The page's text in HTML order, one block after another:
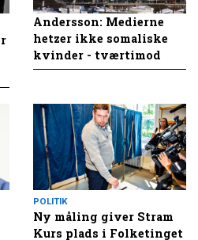
Andersson: Medierne
hetzer ikke somaliske
kvinder - tværtimod
POLITIK
Ny måling giver Stram
Kurs plads i Folketinget